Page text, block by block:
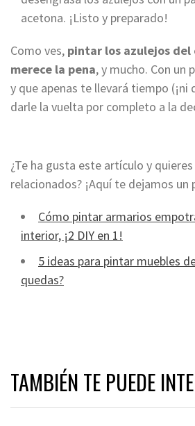
acetona. ¡Listo y preparado!
Como ves, pintar los azulejos
merece la pena, y mucho. Con un
y que apenas te llevará tiempo (¡ni
darle la vuelta por completo a la
¿Te ha gusta este artículo y
relacionados? ¡Aquí te dejamos un
Cómo pintar armarios
interior, ¡2 DIY en 1!
5 ideas para pintar muebles
quedas?
TAMBIÉN TE PUEDE